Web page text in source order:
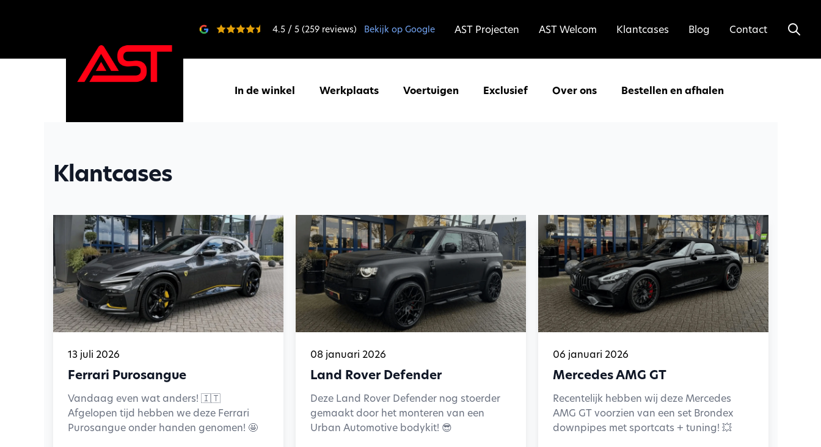
4.5 / 5 (259 reviews) Bekijk op Google AST Projecten AST Welcom Klantcases Blog Contact
In de winkel Werkplaats Voertuigen Exclusief Over ons Bestellen en afhalen
Klantcases
13 juli 2026
Ferrari Purosangue
Vandaag even wat anders! 🇮🇹
Afgelopen tijd hebben we deze Ferrari
Purosangue onder handen genomen! 🤩
08 januari 2026
Land Rover Defender
Deze Land Rover Defender nog stoerder
gemaakt door het monteren van een
Urban Automotive bodykit! 😎
06 januari 2026
Mercedes AMG GT
Recentelijk hebben wij deze Mercedes
AMG GT voorzien van een set Brondex
downpipes met sportcats + tuning! 💥